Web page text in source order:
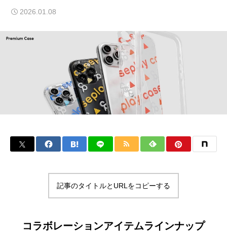
2026.01.08
記事のタイトルとURLをコピーする
コラボレーションアイテムラインナップ